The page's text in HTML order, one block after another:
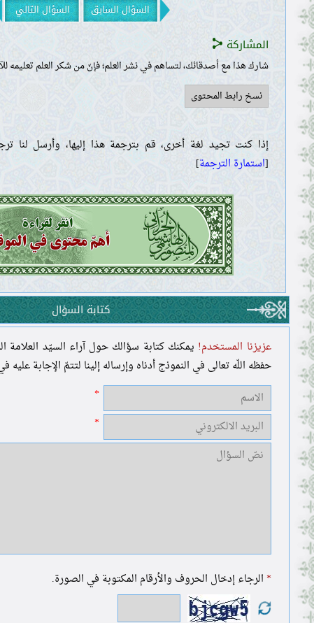
السؤال السابق السؤال التالي
المشاركة
شارك هذا مع أصدقائك، لتساهم في نشر العلم؛ فإنّ من شكر العلم تعليمه
نسخ رابط المحتوى
إذا كنت تجيد لغة أخرى، قم بترجمة هذا إليها، وأرسل لنا
[استمارة الترجمة]
كتابة السؤال
عزيزنا المستخدم! يمكنك كتابة سؤالك حول آراء السيّد العلامة
حفظه اللّه تعالى في النموذج أدناه وإرساله إلينا لتتمّ الإجابة عليه
*الرجاء إدخال الحروف والأرقام المكتوبة في الصورة.